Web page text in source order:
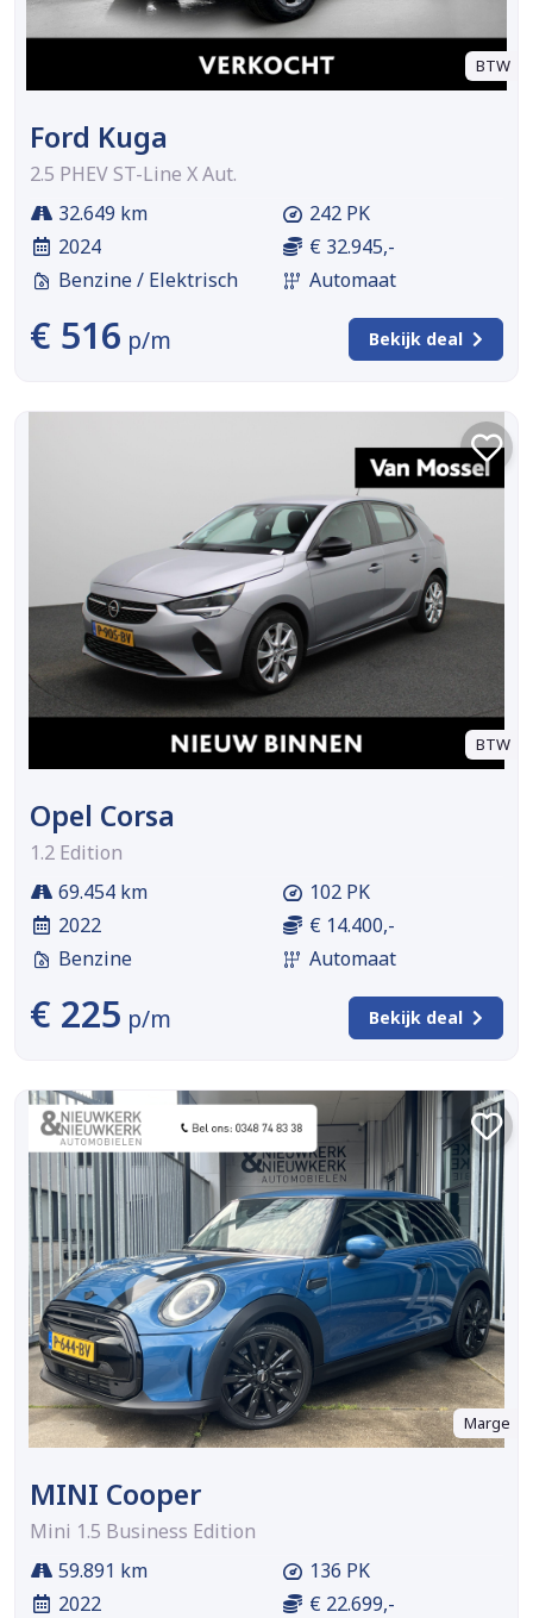
BTW
Ford Kuga
2.5 PHEV ST-Line X Aut.
32.649 km
2024
Benzine / Elektrisch
242 PK
€ 32.945,-
Automaat
€ 516 p/m Bekijk deal
BTW
Opel Corsa
1.2 Edition
69.454 km
2022
Benzine
102 PK
€ 14.400,-
Automaat
€ 225 p/m Bekijk deal
Marge
MINI Cooper
Mini 1.5 Business Edition
59.891 km
2022
136 PK
€ 22.699,-